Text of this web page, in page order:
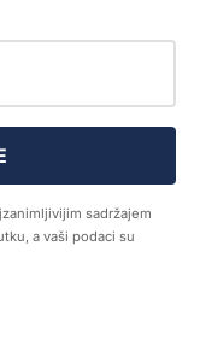
sadržajem
a vaši podaci su